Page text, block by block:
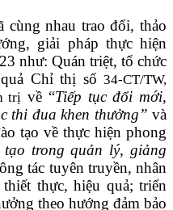
cùng nhau trao đổi, thảo
giải pháp thực hiện
như: Quán triệt, tổ chức
Chỉ thị số34-CT/TW,
trị về “Tiếp tục đổi mới,
thi đua khen thưởng” và
tạo về thực hiện phong
trong quản lý, giảng
tác tuyên truyền, nhân
thực, hiệu quả; triển
theo hướng đảm bảo